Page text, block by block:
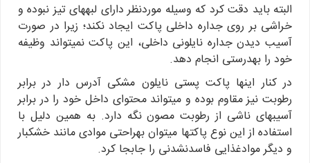
البته باید دقت کرد که وسیله موردنظر دارای لبه‎های تیز نبوده و
خراشی بر روی جداره داخلی پاکت ایجاد نکند؛ زیرا در صورت
آسیب دیدن جداره نایلونی داخلی، این پاکت نمی‎تواند وظیفه
خود را به‎درستی انجام دهد.
در کنار این‎ها پاکت پستی نایلون مشکی آدرس دار در برابر
رطوبت نیز مقاوم بوده و می‎تواند محتوای داخل خود را در برابر
آسیب‎های ناشی از رطوبت مصون نگه دارد. به همین دلیل با
استفاده از این نوع پاکت‎ها می‎توان به‎راحتی موادی مانند خشکبار
و دیگر موادغذایی فاسدنشدنی را جابجا کرد.